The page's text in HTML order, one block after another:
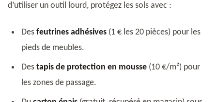
d’utiliser un outil lourd, protégez les sols avec :
Des feutrines adhésives (1 € les 20 pièces) pour les
pieds de meubles.
Des tapis de protection en mousse (10 €/m²) pour
les zones de passage.